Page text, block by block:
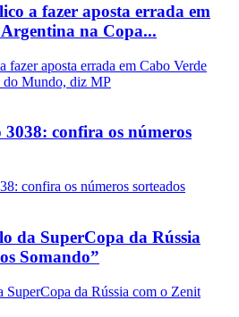
a fazer aposta errada em
na Copa...
3038: confira os números
da SuperCopa da Rússia
Somando”